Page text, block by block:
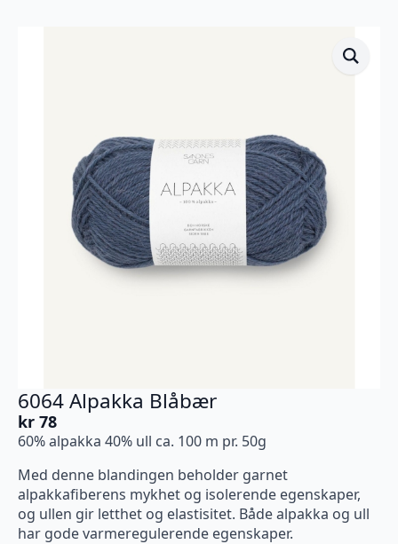
6064 Alpakka Blåbær
kr 78
60% alpakka 40% ull ca. 100 m pr. 50g
Med denne blandingen beholder garnet
alpakkafiberens mykhet og isolerende egenskaper,
og ullen gir letthet og elastisitet. Både alpakka og ull
har gode varmeregulerende egenskaper.